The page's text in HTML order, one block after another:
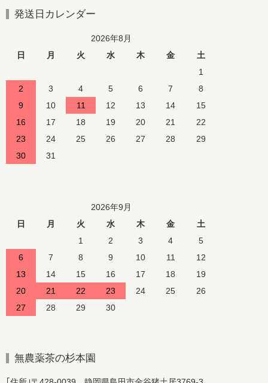
無農薬茶の杉本園
発送日カレンダー
2026年8月
日
月 火 水 木 金
土
1
2
3 4 5 6 7
8
9
10 11 12 13 14
15
16
17 18 19 20 21
22
23
24 25 26 27 28
29
30
31
2026年9月
日
月 火 水 木 金
土
1
2 3 4
5
6
7 8 9 10 11
12
13
14 15 16 17 18
19
20
21 22 23 24 25
26
27
28 29 30